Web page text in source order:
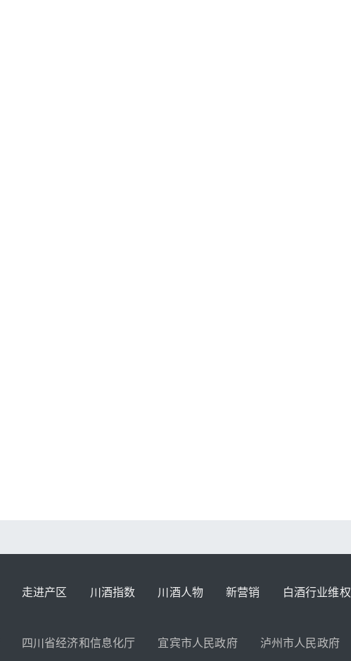
走进产区 川酒指数 川酒人物 新营销 白酒行业维权
四川省经济和信息化厅 宜宾市人民政府 泸州市人民政府